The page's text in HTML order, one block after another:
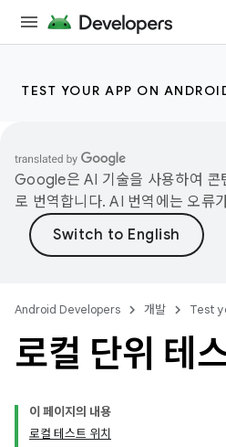
TEST YOUR APP ON
Google은 AI 기술을 사용하여 콘
로 번역합니다. AI 번역에는 오류
Android Developers 개발 Test
로컬 단위 테
이 페이지의 내용
로컬 테스트 위치